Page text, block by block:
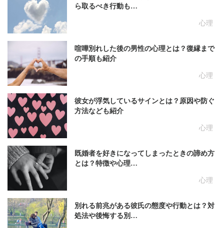
心理
ら取るべき行動も…
心理
喧嘩別れした後の男性の心理とは？復縁まで
の手順も紹介
心理
彼女が浮気しているサインとは？原因や防ぐ
方法なども紹介
心理
既婚者を好きになってしまったときの諦め方
とは？特徴や心理…
別れる前兆がある彼氏の態度や行動とは？対
処法や後悔する別…